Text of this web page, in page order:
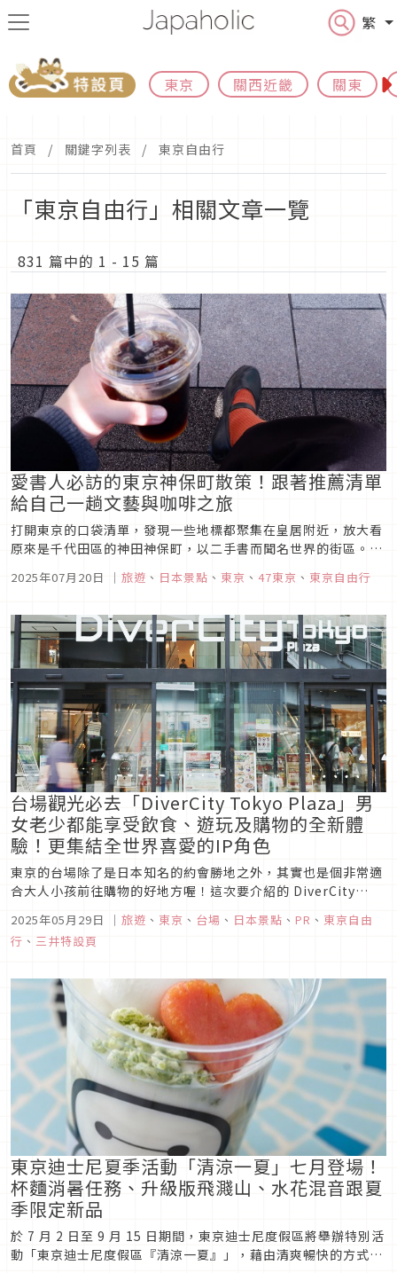
繁
東京 關西近畿 關東
首頁 關鍵字列表 東京自由行
「東京自由行」相關文章一覽
831 篇中的 1 - 15 篇
愛書人必訪的東京神保町散策！跟著推薦清單
給自己一趟文藝與咖啡之旅
打開東京的口袋清單，發現一些地標都聚集在皇居附近，放大看
原來是千代田區的神田神保町，以二手書而聞名世界的街區。想
都營三田線、新宿線、東京Metro半藏門線在神保町站下車，再
2025年07月20日 ｜ 旅遊 、 日本景點 、 東京 、 47東京 、 東京自由行
台場觀光必去「DiverCity Tokyo Plaza」男
女老少都能享受飲食、遊玩及購物的全新體
驗！更集結全世界喜愛的IP角色
東京的台場除了是日本知名的約會勝地之外，其實也是個非常適
合大人小孩前往購物的好地方喔！這次要介紹的 DiverCity
驗一應俱全之外，更棒的是還有許多大家耳熟能詳、深受全世界
喜愛的IP角色都在這裡設置專賣店，所有人來這裡都會忍不住
2025年05月29日 ｜ 旅遊 、 東京 、 台場 、 日本景點 、 PR 、 東京自由
行 、 三井特設頁
東京迪士尼夏季活動「清涼一夏」七月登場！
杯麵消暑任務、升級版飛濺山、水花混音跟夏
季限定新品
於 7 月 2 日至 9 月 15 日期間，東京迪士尼度假區將舉辦特別活
動「東京迪士尼度假區『清涼一夏』」，藉由清爽暢快的方式，